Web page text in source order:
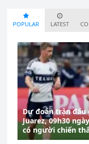
POPULAR LATEST
Dự đoán trận đấu
Juarez, 09h30
có người chiến